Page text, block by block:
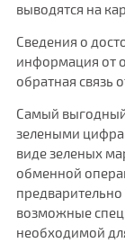
выводятся на
Сведения о
информация от
обратная связь
Самый выгодный
зелеными
виде зеленых
обменной
возможные
необходимой